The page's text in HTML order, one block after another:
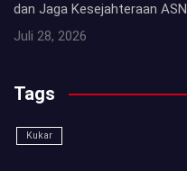
dan Jaga Kesejahteraan ASN
Juli 28, 2026
Tags
Kukar